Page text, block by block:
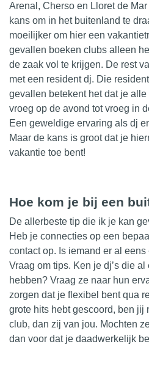
Arenal, Cherso en Lloret de
kans om in het buitenland te
moeilijker om hier een
gevallen boeken clubs alleen
de zaak vol te krijgen. De rest
met een resident dj. Die
gevallen betekent het dat je
vroeg op de avond tot vroeg in
Een geweldige ervaring als dj
Maar de kans is groot dat je
vakantie toe bent!
Hoe kom je bij een
De allerbeste tip die ik je kan
Heb je connecties op een
contact op. Is iemand er al
Vraag om tips. Ken je dj’s die
hebben? Vraag ze naar hun
zorgen dat je flexibel bent qua
grote hits hebt gescoord, ben jij
club, dan zij van jou. Mochten
dan voor dat je daadwerkelijk